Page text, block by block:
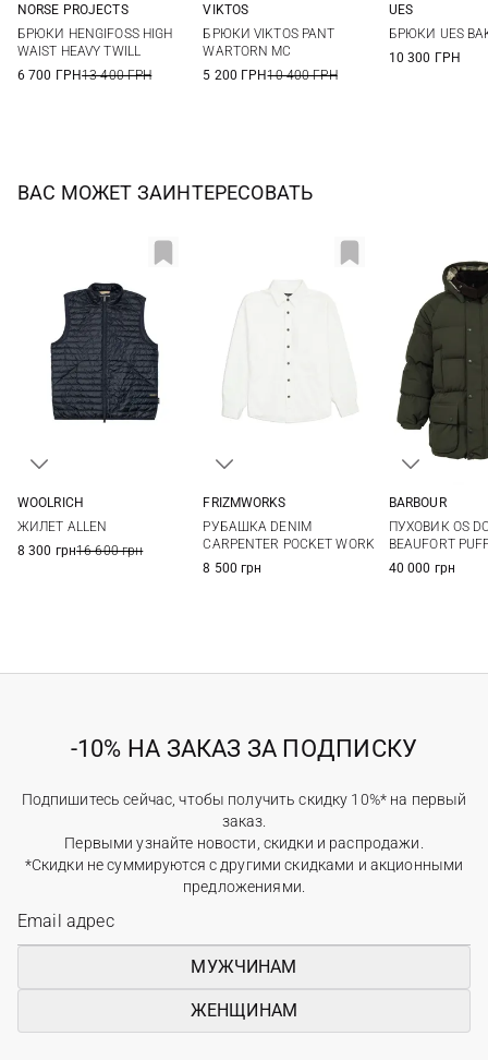
34
36
NORSE PROJECTS
БРЮКИ HENGIFOSS HIGH
WAIST HEAVY TWILL
6 700 ГРН13 400 ГРН
36/34
38/34
VIKTOS
БРЮКИ VIKTOS PANT
WARTORN MC
5 200 ГРН10 400 ГРН
UES
БРЮКИ UES
10 300 ГРН
ВАС МОЖЕТ ЗАИНТЕРЕСОВАТЬ
WOOLRICH
ЖИЛЕТ ALLEN
8 300 грн16 600 грн
FRIZMWORKS
РУБАШКА DENIM
CARPENTER POCKET WORK
8 500 грн
BARBOUR
ПУХОВИК OS
BEAUFORT
40 000 грн
-10% НА ЗАКАЗ ЗА ПОДПИСКУ
Подпишитесь сейчас, чтобы получить скидку 10%* на первый
заказ.
Первыми узнайте новости, скидки и распродажи.
*Скидки не суммируются с другими скидками и акционными
предложениями.
МУЖЧИНАМ
ЖЕНЩИНАМ